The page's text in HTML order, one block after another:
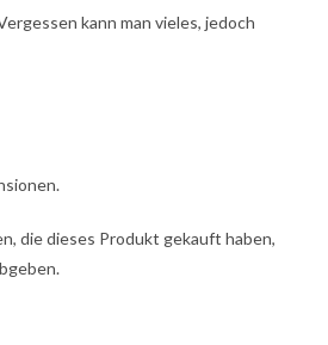
kann man vieles, jedoch
die dieses Produkt gekauft haben,